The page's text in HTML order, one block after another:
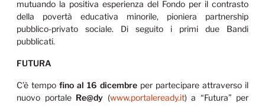
mutuando la positiva esperienza del Fondo per il contrasto
della povertà educativa minorile, pioniera partnership
pubblico-privato sociale. Di seguito i primi due Bandi
pubblicati.
FUTURA
C’è tempofino al 16 dicembreper partecipare attraverso il
nuovo portaleRe@dy (www.portaleready.it) a “Futura” per